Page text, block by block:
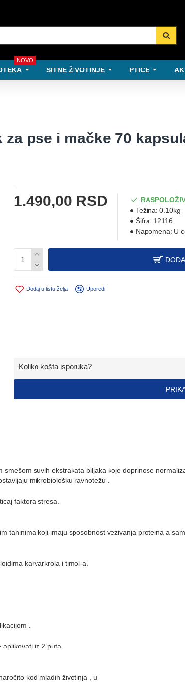
NOVO
SITNE ŽIVOTINJE PTICE
pse i mačke 70
1.490,00 RSD
Težina: 0.10kg
Šifra: 12116
Napomena: U
Dodaj u listu želja Uporedi
Koliko košta isporuka?
suvih ekstrakata biljaka koje doprinose
mikrobiološku ravnotežu .
faktora stresa.
taninima koji imaju sposobnost vezivanja proteina a
karvarkrola i timol-a.
.
aplikovati iz 2 puta.
kod mladih životinja , u